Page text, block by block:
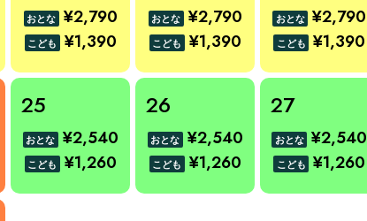
おとな ¥2,790
こども ¥1,390
おとな ¥2,790
こども ¥1,390
おとな ¥2,790
こども ¥1,390
25
おとな ¥2,540
こども ¥1,260
26
おとな ¥2,540
こども ¥1,260
27
おとな ¥2,540
こども ¥1,260